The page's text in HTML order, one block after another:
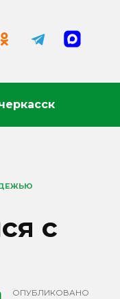
с
ОПУБЛИКОВАНО